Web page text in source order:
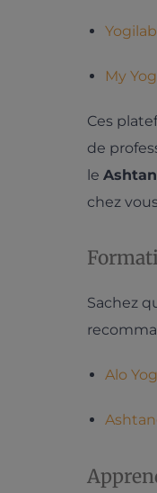
Yogilab
My
Ces
de
le
chez
Sachez
Alo